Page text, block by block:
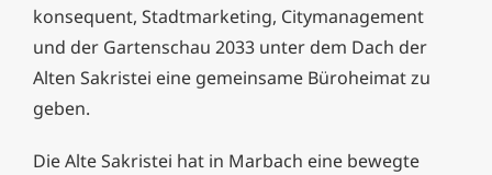
konsequent, Stadtmarketing, Citymanagement
und der Gartenschau 2033 unter dem Dach der
Alten Sakristei eine gemeinsame Büroheimat zu
geben.
Die Alte Sakristei hat in Marbach eine bewegte